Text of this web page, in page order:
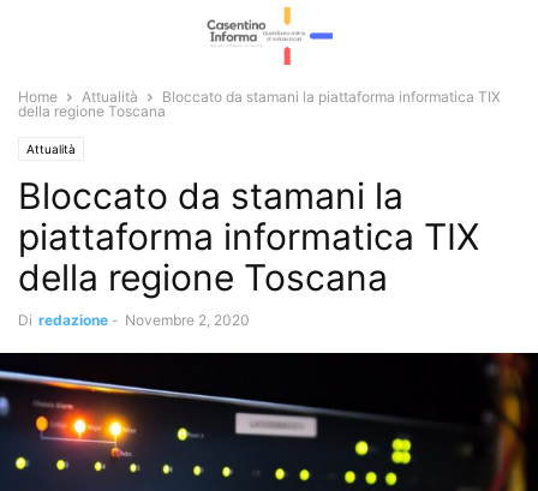
Home Attualità
Bloccato da stamani la piattaforma informatica TIX
della regione Toscana
Attualità
Bloccato da stamani la
piattaforma informatica TIX
della regione Toscana
Di redazione - Novembre 2, 2020